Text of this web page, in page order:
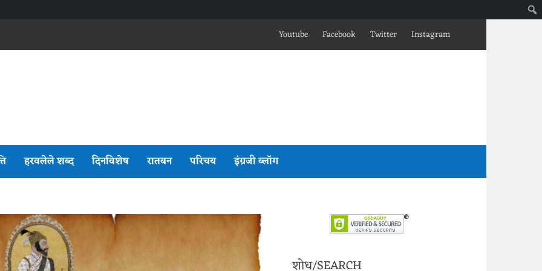
Youtube Facebook Twitter Instagram
हरवलेले शब्द दिनविशेष रातबन परिचय इंग्रजी ब्लॉग
शोध/SEARCH